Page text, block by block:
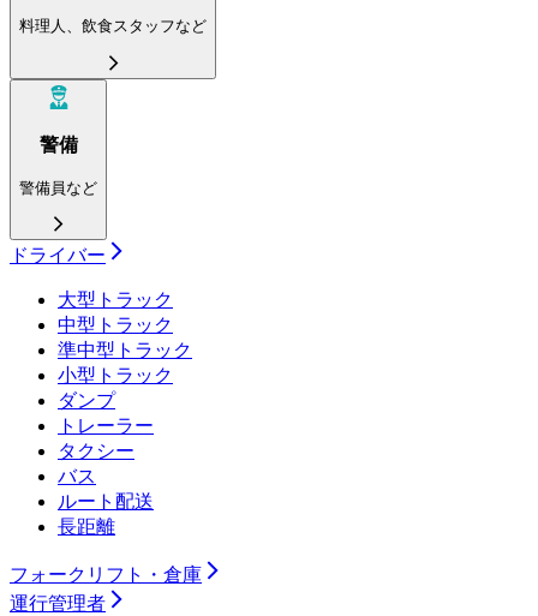
料理人、飲食スタッフなど
警備
警備員など
ドライバー
大型トラック
中型トラック
準中型トラック
小型トラック
ダンプ
トレーラー
タクシー
バス
ルート配送
長距離
フォークリフト・倉庫
運行管理者